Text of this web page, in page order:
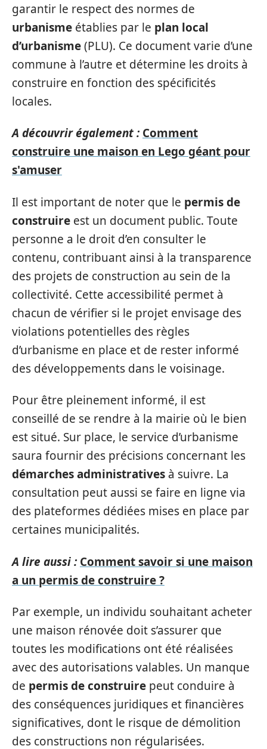
garantir le respect des normes de
urbanisme établies par le plan local
d’urbanisme(PLU). Ce document varie d’une
commune à l’autre et détermine les droits à
construire en fonction des spécificités
locales.
A découvrir également : Comment
construire une maison en Lego géant pour
s'amuser
Il est important de noter que le permis de
construire est un document public. Toute
personne a le droit d’en consulter le
contenu, contribuant ainsi à la transparence
des projets de construction au sein de la
collectivité. Cette accessibilité permet à
chacun de vérifier si le projet envisage des
violations potentielles des règles
d’urbanisme en place et de rester informé
des développements dans le voisinage.
Pour être pleinement informé, il est
conseillé de se rendre à la mairie où le bien
est situé. Sur place, le service d’urbanisme
saura fournir des précisions concernant les
démarches administratives à suivre. La
consultation peut aussi se faire en ligne via
des plateformes dédiées mises en place par
certaines municipalités.
A lire aussi : Comment savoir si une maison
a un permis de construire ?
Par exemple, un individu souhaitant acheter
une maison rénovée doit s’assurer que
toutes les modifications ont été réalisées
avec des autorisations valables. Un manque
de permis de construire peut conduire à
des conséquences juridiques et financières
significatives, dont le risque de démolition
des constructions non régularisées.